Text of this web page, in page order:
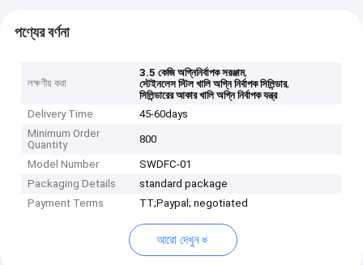
পণ্যের বর্ণনা
লক্ষণীয় করা
3.5 কেজি অগ্নিনির্বাপক সরঞ্জাম,
স্টেইনলেস স্টিল খালি অগ্নি নির্বাপক সিলিন্ডার,
সিলিন্ডারের আকার খালি অগ্নি নির্বাপক যন্ত্র
Delivery Time
45-60days
Minimum Order
Quantity
800
Model Number
SWDFC-01
Packaging Details
standard package
Payment Terms
TT;Paypal; negotiated
আরো দেখুন